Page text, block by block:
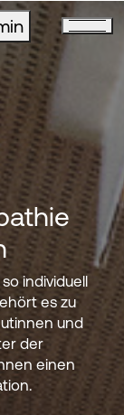
Ihr
wir
und
Zielen.